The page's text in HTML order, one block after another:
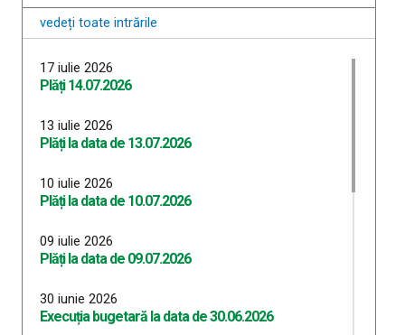
vedeți toate intrările
17 iulie 2026
Plăți 14.07.2026
13 iulie 2026
Plăți la data de 13.07.2026
10 iulie 2026
Plăți la data de 10.07.2026
09 iulie 2026
Plăți la data de 09.07.2026
30 iunie 2026
Execuția bugetară la data de 30.06.2026